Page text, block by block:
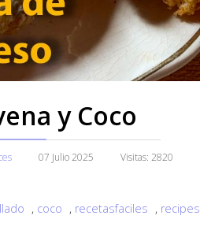
y Coco
07 Julio 2025 Visitas: 2820
, coco , recetasfaciles , recipes